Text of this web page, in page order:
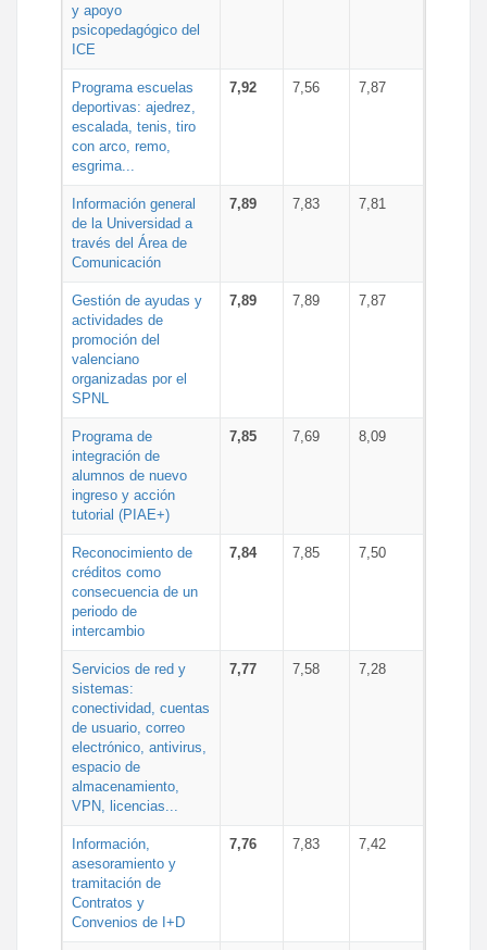
y apoyo
psicopedagógico del
ICE
Programa escuelas
deportivas: ajedrez,
escalada, tenis, tiro
con arco, remo,
esgrima...
7,92 7,56 7,87
Información general
de la Universidad a
través del Área de
Comunicación
7,89 7,83 7,81
Gestión de ayudas y
actividades de
promoción del
valenciano
organizadas por el
SPNL
7,89 7,89 7,87
Programa de
integración de
alumnos de nuevo
ingreso y acción
tutorial (PIAE+)
7,85 7,69 8,09
Reconocimiento de
créditos como
consecuencia de un
periodo de
intercambio
7,84 7,85 7,50
Servicios de red y
sistemas:
conectividad, cuentas
de usuario, correo
electrónico, antivirus,
espacio de
almacenamiento,
VPN, licencias...
7,77 7,58 7,28
Información,
asesoramiento y
tramitación de
Contratos y
Convenios de I+D
7,76 7,83 7,42